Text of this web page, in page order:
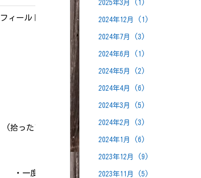
フィールドに落ちている「アイテム/素材」の事
▲キラキラ
(拾ったアイテムは旅人バザーで売買出来る)
【キラキラのルール】
・一度に拾えるキラキラの上限数は45個
2025年3月 (1)
2024年12月 (1)
2024年7月 (3)
2024年6月 (1)
2024年5月 (2)
2024年4月 (6)
2024年3月 (5)
2024年2月 (3)
2024年1月 (6)
2023年12月 (9)
2023年11月 (5)